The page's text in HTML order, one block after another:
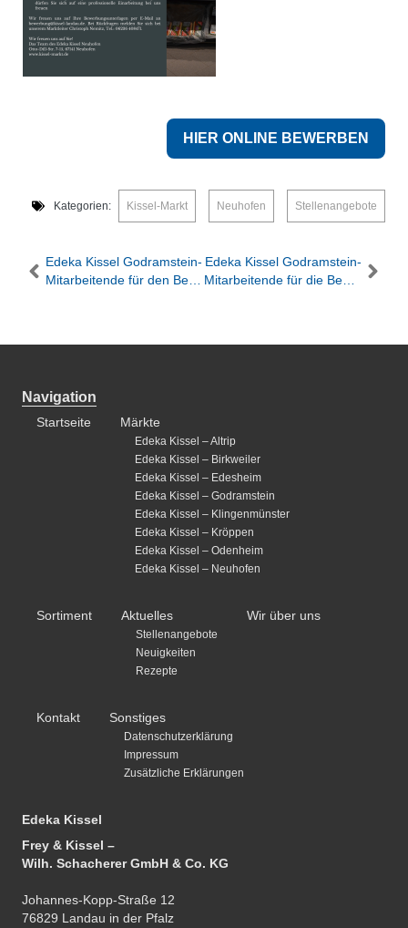
HIER ONLINE BEWERBEN
Kategorien: Kissel-Markt Neuhofen Stellenangebote
Edeka Kissel Godramstein-
Mitarbeitende für den Bereich Kasse/Markt (m/w/d)
Edeka Kissel Godramstein-
Mitarbeitende für die Bedientheken (m/w/d)
Navigation
Startseite Märkte
Edeka Kissel – Altrip
Edeka Kissel – Birkweiler
Edeka Kissel – Edesheim
Edeka Kissel – Godramstein
Edeka Kissel – Klingenmünster
Edeka Kissel – Kröppen
Edeka Kissel – Odenheim
Edeka Kissel – Neuhofen
Sortiment Aktuelles
Stellenangebote
Neuigkeiten
Rezepte
Wir über uns
Kontakt Sonstiges
Datenschutzerklärung
Impressum
Zusätzliche Erklärungen
Edeka Kissel
Frey & Kissel –
Wilh. Schacherer GmbH & Co. KG
Johannes-Kopp-Straße 12
76829 Landau in der Pfalz